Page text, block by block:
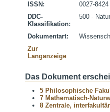
ISSN:
0027-8424
DDC-
Klassifikation:
500 -
Dokumentart:
Zur
Langanzeige
Das Dokument
5 Philosophische
7 Mathematisch-
8 Zentrale,